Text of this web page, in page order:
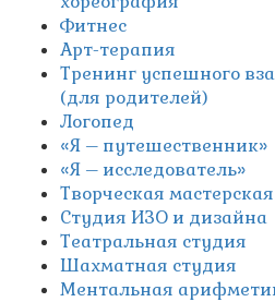
Фитнес
Арт-терапия
Тренинг успешного
(для родителей)
Логопед
«Я – путешественник»
«Я – исследователь»
Творческая мастерская
Студия ИЗО и дизайна
Театральная студия
Шахматная студия
Ментальная